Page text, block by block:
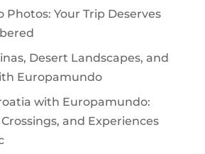
Your Trip Deserves
Desert Landscapes, and
Europamundo
with Europamundo:
and Experiences